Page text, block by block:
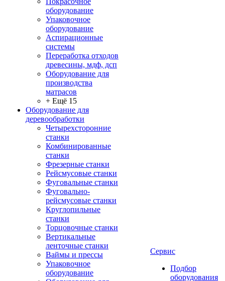
оборудование
Упаковочное
оборудование
Аспирационные
системы
Переработка отходов
древесины, мдф, дсп
Оборудование для
производства
матрасов
+ Ещё 15
Оборудование для
деревообработки
Четырехсторонние
станки
Комбинированные
станки
Фрезерные станки
Рейсмусовые станки
Фуговальные станки
Фуговально-
рейсмусовые станки
Круглопильные
станки
Торцовочные станки
Вертикальные
ленточные станки
Ваймы и прессы
Упаковочное
оборудование
Сервис
Подбор
оборудования